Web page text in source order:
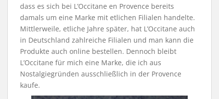
dass es sich bei L’Occitane en Provence bereits
damals um eine Marke mit etlichen Filialen handelte.
Mittlerweile, etliche Jahre später, hat L’Occitane auch
in Deutschland zahlreiche Filialen und man kann die
Produkte auch online bestellen. Dennoch bleibt
L’Occitane für mich eine Marke, die ich aus
Nostalgiegründen ausschließlich in der Provence
kaufe.